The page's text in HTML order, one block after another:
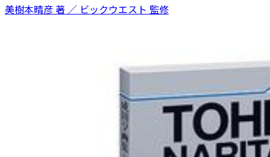
美樹本晴彦 著 ／ ビックウエスト 監修